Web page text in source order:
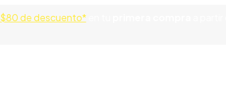
$80 de descuento*en tu